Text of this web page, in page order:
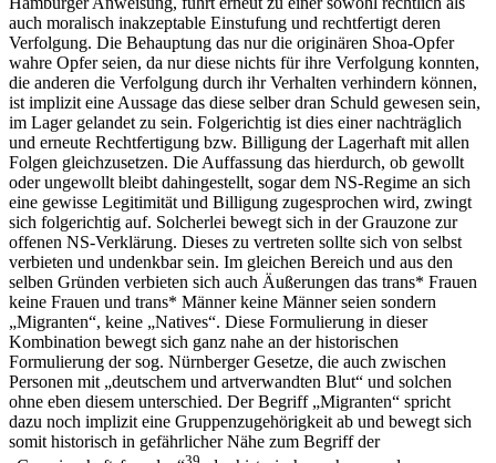
auch moralisch inakzeptable Einstufung und rechtfertigt deren
Verfolgung. Die Behauptung das nur die originären Shoa-Opfer
wahre Opfer seien, da nur diese nichts für ihre Verfolgung konnten,
die anderen die Verfolgung durch ihr Verhalten verhindern können,
ist implizit eine Aussage das diese selber dran Schuld gewesen sein,
im Lager gelandet zu sein. Folgerichtig ist dies einer nachträglich
und erneute Rechtfertigung bzw. Billigung der Lagerhaft mit allen
Folgen gleichzusetzen. Die Auffassung das hierdurch, ob gewollt
oder ungewollt bleibt dahingestellt, sogar dem NS-Regime an sich
eine gewisse Legitimität und Billigung zugesprochen wird, zwingt
sich folgerichtig auf. Solcherlei bewegt sich in der Grauzone zur
offenen NS-Verklärung. Dieses zu vertreten sollte sich von selbst
verbieten und undenkbar sein. Im gleichen Bereich und aus den
selben Gründen verbieten sich auch Äußerungen das trans* Frauen
keine Frauen und trans* Männer keine Männer seien sondern
„Migranten“, keine „Natives“. Diese Formulierung in dieser
Kombination bewegt sich ganz nahe an der historischen
Formulierung der sog. Nürnberger Gesetze, die auch zwischen
Personen mit „deutschem und artverwandten Blut“ und solchen
ohne eben diesem unterschied. Der Begriff „Migranten“ spricht
dazu noch implizit eine Gruppenzugehörigkeit ab und bewegt sich
somit historisch in gefährlicher Nähe zum Begriff der